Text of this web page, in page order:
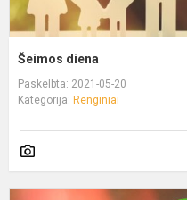
Šeimos diena
Paskelbta: 2021-05-20
Kategorija: Renginiai